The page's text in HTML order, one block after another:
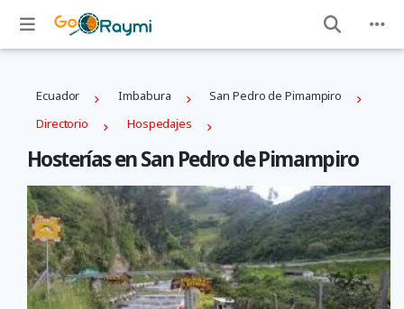
Ecuador Imbabura
San Pedro de Pimampiro
Directorio
Hospedajes
Hosterías en San Pedro de Pimampiro